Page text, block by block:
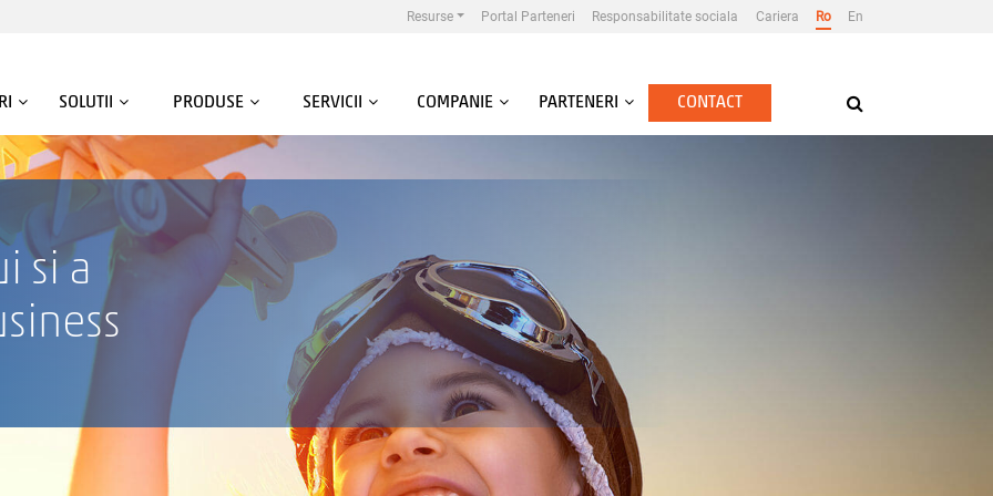
Resurse Portal Parteneri Responsabilitate sociala Cariera Ro En
SOLUTII PRODUSE SERVICII COMPANIE PARTENERI CONTACT
si a